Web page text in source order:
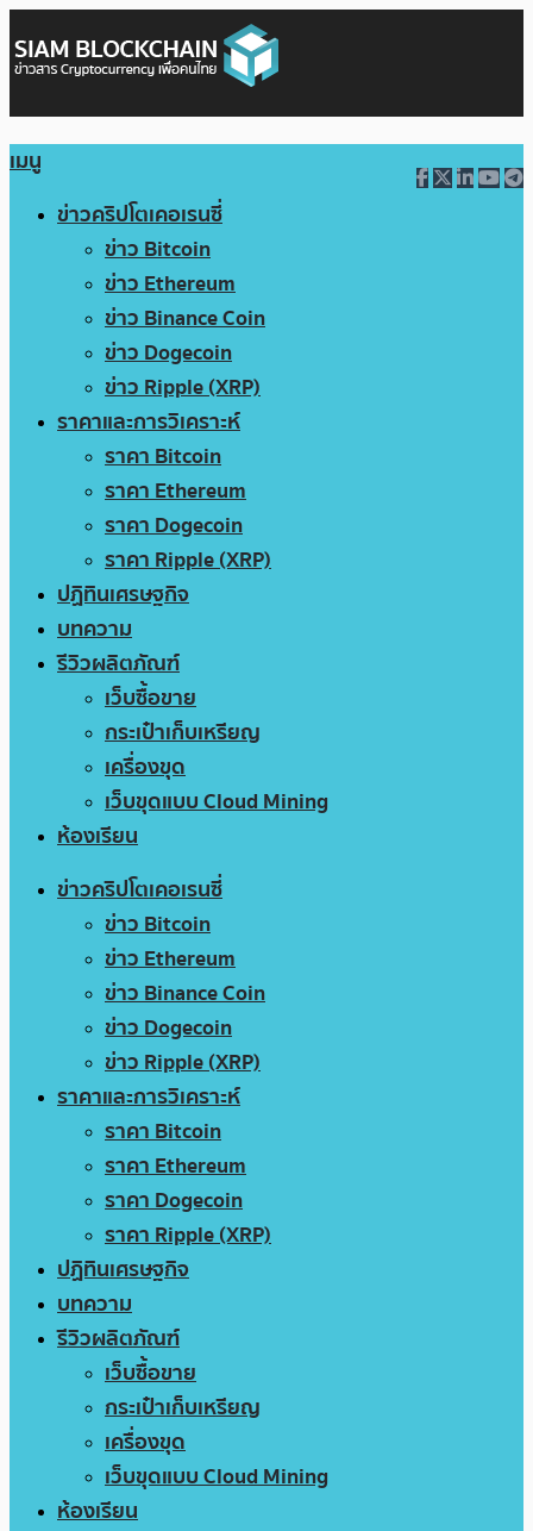
เมนู
ข่าวคริปโตเคอเรนซี่
ข่าว Bitcoin
ข่าว Ethereum
ข่าว Binance Coin
ข่าว Dogecoin
ข่าว Ripple (XRP)
ราคาและการวิเคราะห์
ราคา Bitcoin
ราคา Ethereum
ราคา Dogecoin
ราคา Ripple (XRP)
ปฏิทินเศรษฐกิจ
บทความ
รีวิวผลิตภัณฑ์
เว็บซื้อขาย
กระเป๋าเก็บเหรียญ
เครื่องขุด
เว็บขุดแบบ Cloud Mining
ห้องเรียน
ข่าวคริปโตเคอเรนซี่
ข่าว Bitcoin
ข่าว Ethereum
ข่าว Binance Coin
ข่าว Dogecoin
ข่าว Ripple (XRP)
ราคาและการวิเคราะห์
ราคา Bitcoin
ราคา Ethereum
ราคา Dogecoin
ราคา Ripple (XRP)
ปฏิทินเศรษฐกิจ
บทความ
รีวิวผลิตภัณฑ์
เว็บซื้อขาย
กระเป๋าเก็บเหรียญ
เครื่องขุด
เว็บขุดแบบ Cloud Mining
ห้องเรียน